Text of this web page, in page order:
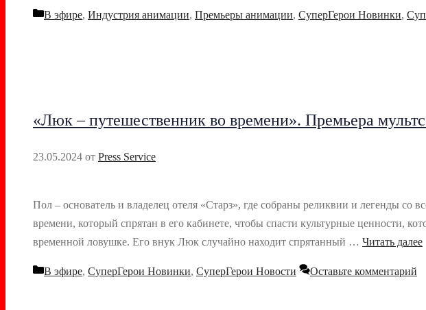
Рубрики
В эфире, Индустрия анимации, Премьеры анимации, СуперГерои Новинки,
«Люк – путешественник во времени». Премьера
23.05.2024 от Press Service
Пол – основатель и владелец отеля «Старз», где собраны реликвии и легенды
времени, который спрятан в его кабинете, чтобы спасти культурные ценности,
временной ловушке. Его внук Люк случайно находит спрятанный … Читать далее
Рубрики
В эфире, СуперГерои Новинки, СуперГерои Новости Оставьте комментарий